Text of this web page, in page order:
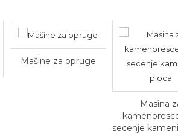
Mašine za opruge
Masina
secenje